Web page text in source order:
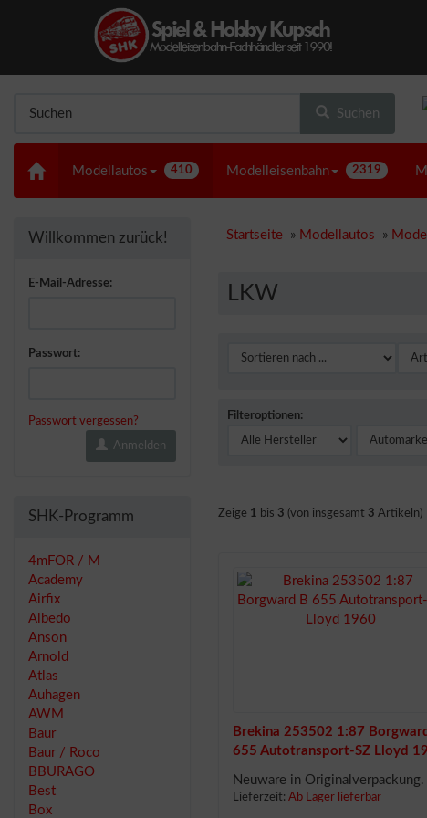
Suchen
Modellautos 410 Modelleisenbahn 2319
Willkommen zurück!
E-Mail-Adresse:
Passwort:
Passwort vergessen?
Anmelden
SHK-Programm
4mFOR / M
Academy
Airfix
Albedo
Anson
Arnold
Atlas
Auhagen
AWM
Baur
Baur / Roco
BBURAGO
Best
Box
Startseite » Modellautos »
LKW
Filteroptionen:
Zeige 1 bis 3 (von insgesamt 3 Artikeln)
Brekina 253502 1:87
655 Autotransport-SZ Lloyd
Neuware in Originalverpackung.
Lieferzeit: Ab Lager lieferbar